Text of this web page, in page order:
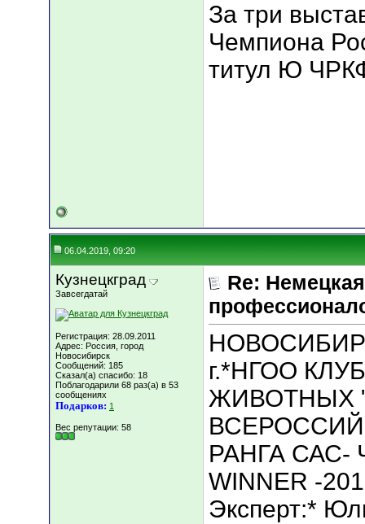
За три
Чемпиона
титул Ю
06.04.2019, 09:20
Кузнецкград
Завсегдатай
Регистрация: 28.09.2011
Адрес: Россия, город
Новосибирск
Сообщений: 185
Сказал(а) спасибо: 18
Поблагодарили 68 раз(а) в 53
сообщениях
Подарков: 1
Вес репутации: 58
Re:
г.*НГОО
ЖИВОТНЫХ
РАНГА САС-
WINNER -
Эксперт:*